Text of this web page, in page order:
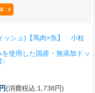
ッシュ)【馬肉×魚】 小粒
使用した国産・無添加ドッ
(消費税込:1,738円)